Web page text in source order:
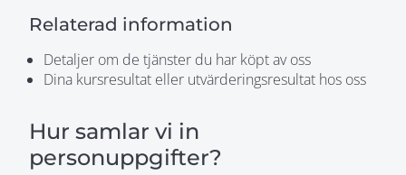
Relaterad information
Detaljer om de tjänster du har köpt av oss
Dina kursresultat eller utvärderingsresultat hos oss
Hur samlar vi in
personuppgifter?